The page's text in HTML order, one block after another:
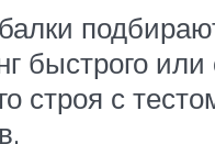
быстрого или
строя с